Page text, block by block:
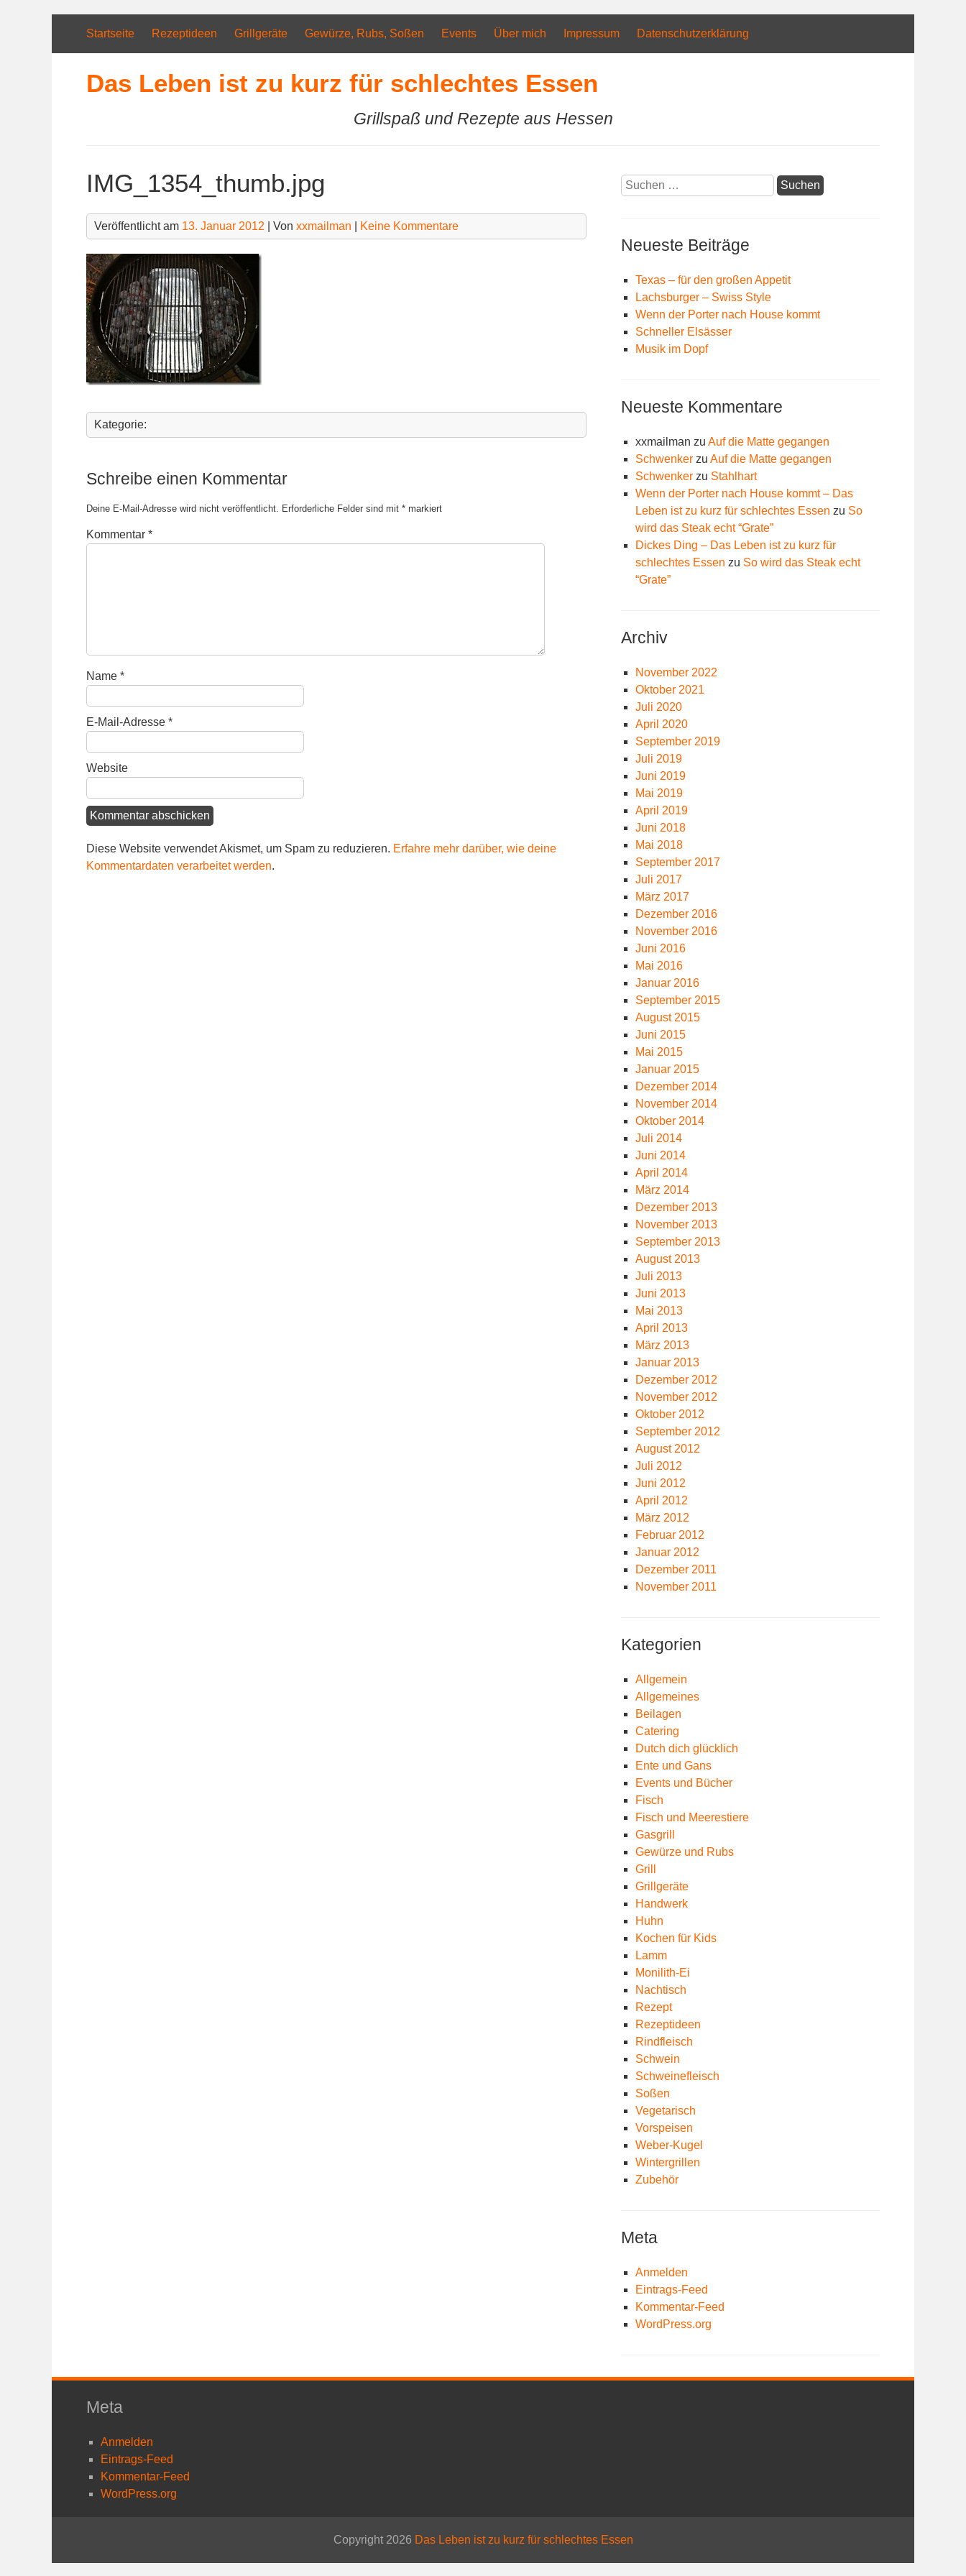
Startseite Rezeptideen Grillgeräte Gewürze, Rubs, Soßen Events Über mich Impressum Datenschutzerklärung
Das Leben ist zu kurz für schlechtes Essen
Grillspaß und Rezepte aus Hessen
IMG_1354_thumb.jpg
Veröffentlicht am 13. Januar 2012 | Von xxmailman Keine Kommentare
Kategorie:
Schreibe einen Kommentar
Deine E-Mail-Adresse wird nicht veröffentlicht. Erforderliche Felder sind mit * markiert
Kommentar *
Name *
E-Mail-Adresse *
Website
Diese Website verwendet Akismet, um Spam zu reduzieren. Erfahre mehr darüber, wie deine
Kommentardaten verarbeitet werden.
Suchen
nach:
Neueste Beiträge
Texas – für den großen Appetit
Lachsburger – Swiss Style
Wenn der Porter nach House kommt
Schneller Elsässer
Musik im Dopf
Neueste Kommentare
xxmailman zu Auf die Matte gegangen
Schwenker zu Auf die Matte gegangen
Schwenker zu Stahlhart
Wenn der Porter nach House kommt – Das
Leben ist zu kurz für schlechtes Essen zu So
wird das Steak echt “Grate”
Dickes Ding – Das Leben ist zu kurz für
schlechtes Essen zu So wird das Steak echt
“Grate”
Archiv
November 2022
Oktober 2021
Juli 2020
April 2020
September 2019
Juli 2019
Juni 2019
Mai 2019
April 2019
Juni 2018
Mai 2018
September 2017
Juli 2017
März 2017
Dezember 2016
November 2016
Juni 2016
Mai 2016
Januar 2016
September 2015
August 2015
Juni 2015
Mai 2015
Januar 2015
Dezember 2014
November 2014
Oktober 2014
Juli 2014
Juni 2014
April 2014
März 2014
Dezember 2013
November 2013
September 2013
August 2013
Juli 2013
Juni 2013
Mai 2013
April 2013
März 2013
Januar 2013
Dezember 2012
November 2012
Oktober 2012
September 2012
August 2012
Juli 2012
Juni 2012
April 2012
März 2012
Februar 2012
Januar 2012
Dezember 2011
November 2011
Kategorien
Allgemein
Allgemeines
Beilagen
Catering
Dutch dich glücklich
Ente und Gans
Events und Bücher
Fisch
Fisch und Meerestiere
Gasgrill
Gewürze und Rubs
Grill
Grillgeräte
Handwerk
Huhn
Kochen für Kids
Lamm
Monilith-Ei
Nachtisch
Rezept
Rezeptideen
Rindfleisch
Schwein
Schweinefleisch
Soßen
Vegetarisch
Vorspeisen
Weber-Kugel
Wintergrillen
Zubehör
Meta
Anmelden
Eintrags-Feed
Kommentar-Feed
WordPress.org
Meta
Anmelden
Eintrags-Feed
Kommentar-Feed
WordPress.org
Copyright 2026 Das Leben ist zu kurz für schlechtes Essen